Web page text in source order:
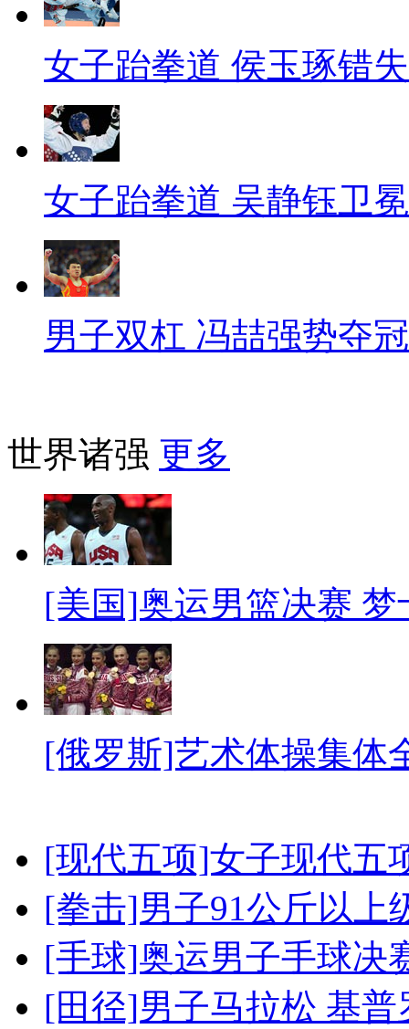
女子跆拳道 侯玉琢错
女子跆拳道 吴静钰卫冕
男子双杠 冯喆强势夺冠
世界诸强 更多
[美国]奥运男篮决赛
[俄罗斯]艺术体操集体
[现代五项]女子现代五
[拳击]男子91公斤以上
[手球]奥运男子手球决
[田径]男子马拉松 基